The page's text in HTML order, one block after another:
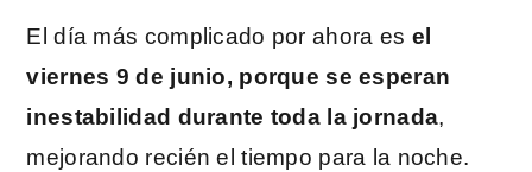
El día más complicado por ahora es el
viernes 9 de junio, porque se esperan
inestabilidad durante toda la jornada,
mejorando recién el tiempo para la noche.